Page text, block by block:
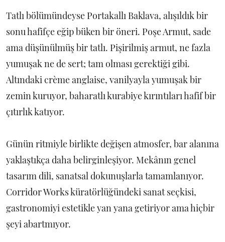
Tatlı bölümündeyse Portakallı Baklava, alışıldık bir
sonu hafifçe eğip büken bir öneri. Poşe Armut, sade
ama düşünülmüş bir tatlı. Pişirilmiş armut, ne fazla
yumuşak ne de sert; tam olması gerektiği gibi.
Altındaki crème anglaise, vanilyayla yumuşak bir
zemin kuruyor, baharatlı kurabiye kırıntıları hafif bir
çıtırlık katıyor.
Günün ritmiyle birlikte değişen atmosfer, bar alanına
yaklaştıkça daha belirginleşiyor. Mekânın genel
tasarım dili, sanatsal dokunuşlarla tamamlanıyor.
Corridor Works küratörlüğündeki sanat seçkisi,
gastronomiyi estetikle yan yana getiriyor ama hiçbir
şeyi abartmıyor.